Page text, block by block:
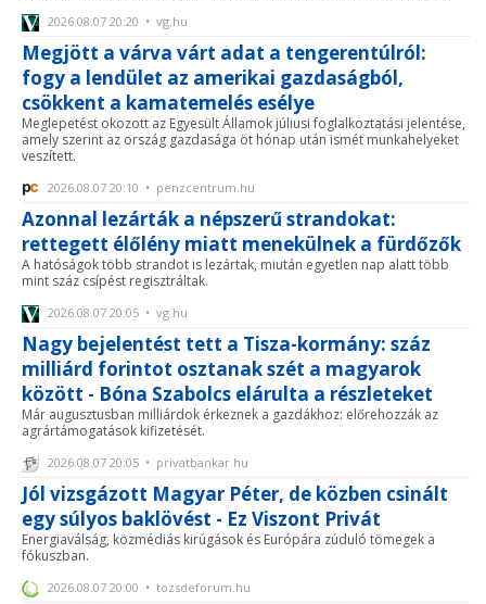
2026.08.07 20:20 • vg.hu
Megjött a várva várt adat a tengerentúlról:
fogy a lendület az amerikai gazdaságból,
csökkent a kamatemelés esélye
Meglepetést okozott az Egyesült Államok júliusi foglalkoztatási jelentése,
amely szerint az ország gazdasága öt hónap után ismét munkahelyeket
veszített.
2026.08.07 20:10 • penzcentrum.hu
Azonnal lezárták a népszerű strandokat:
rettegett élőlény miatt menekülnek a fürdőzők
A hatóságok több strandot is lezártak, miután egyetlen nap alatt több
mint száz csípést regisztráltak.
2026.08.07 20:05 • vg.hu
Nagy bejelentést tett a Tisza-kormány: száz
milliárd forintot osztanak szét a magyarok
között - Bóna Szabolcs elárulta a részleteket
Már augusztusban milliárdok érkeznek a gazdákhoz: előrehozzák az
agrártámogatások kifizetését.
2026.08.07 20:05 • privatbankar.hu
Jól vizsgázott Magyar Péter, de közben csinált
egy súlyos baklövést - Ez Viszont Privát
Energiaválság, közmédiás kirúgások és Európára zúduló tömegek a
fókuszban.
2026.08.07 20:00 • tozsdeforum.hu